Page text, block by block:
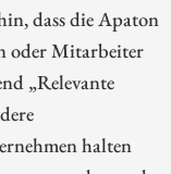
dass die Apaton
oder Mitarbeiter
„Relevante
halten